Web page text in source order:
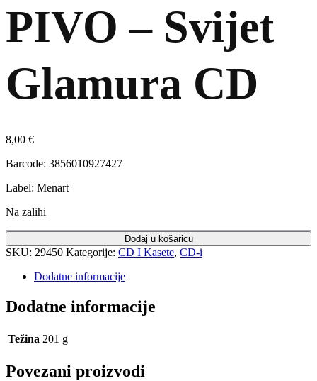
PIVO – Svijet
Glamura CD
8,00 €
Barcode: 3856010927427
Label: Menart
Na zalihi
Dodaj u košaricu
SKU: 29450 Kategorije: CD I Kasete, CD-i
Dodatne informacije
Dodatne informacije
Težina 201 g
Povezani proizvodi